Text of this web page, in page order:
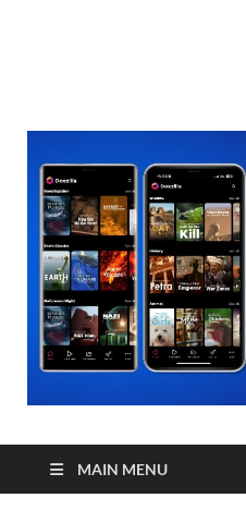
MAIN MENU